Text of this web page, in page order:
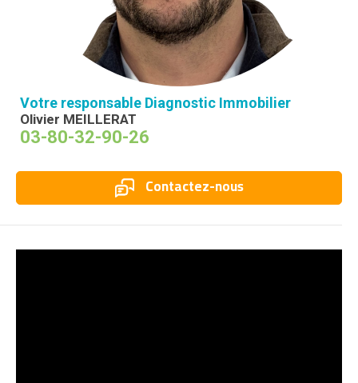
Votre responsable Diagnostic Immobilier
Olivier MEILLERAT
03-80-32-90-26
Contactez-nous